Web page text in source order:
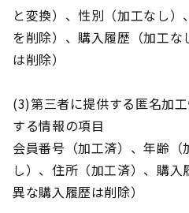
と変換）、性別（加工なし
を削除）、購入履歴（加工
は削除）
(3)第三者に提供する匿名加
する情報の項目
会員番号（加工済）、年齢
し）、住所（加工済）、購
異な購入履歴は削除）